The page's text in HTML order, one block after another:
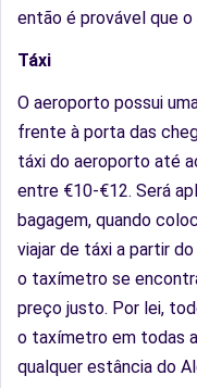
então é provável que
Táxi
O aeroporto possui
frente à porta das
táxi do aeroporto até
entre €10-€12. Será
bagagem, quando
viajar de táxi a partir
o taxímetro se
preço justo. Por lei,
o taxímetro em todas
qualquer estância do